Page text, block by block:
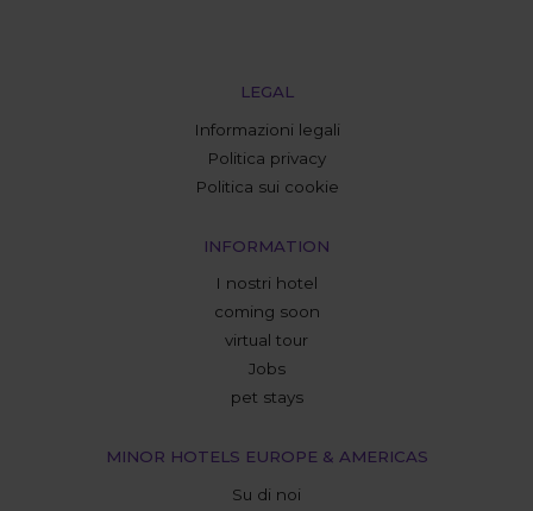
LEGAL
Informazioni legali
Politica privacy
Politica sui cookie
INFORMATION
I nostri hotel
coming soon
virtual tour
Jobs
pet stays
MINOR HOTELS EUROPE & AMERICAS
Su di noi